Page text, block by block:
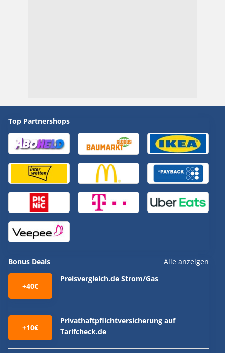
Top Partnershops
Bonus Deals Alle anzeigen
+40€
Preisvergleich.de Strom/Gas
+10€
Privathaftpflichtversicherung auf
Tarifcheck.de